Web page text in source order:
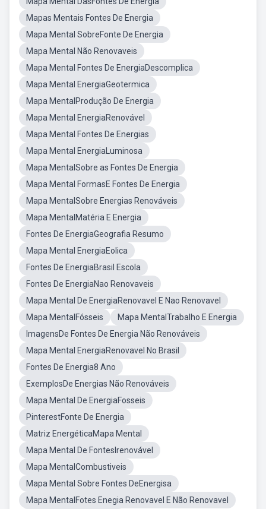
Mapas Mentais Fontes De Energia
Mapa Mental SobreFonte De Energia
Mapa Mental Não Renovaveis
Mapa Mental Fontes De EnergiaDescomplica
Mapa Mental EnergiaGeotermica
Mapa MentalProdução De Energia
Mapa Mental EnergiaRenovável
Mapa Mental Fontes De Energias
Mapa Mental EnergiaLuminosa
Mapa MentalSobre as Fontes De Energia
Mapa Mental FormasE Fontes De Energia
Mapa MentalSobre Energias Renováveis
Mapa MentalMatéria E Energia
Fontes De EnergiaGeografia Resumo
Mapa Mental EnergiaEolica
Fontes De EnergiaBrasil Escola
Fontes De EnergiaNao Renovaveis
Mapa Mental De EnergiaRenovavel E Nao Renovavel
Mapa MentalFósseis
Mapa MentalTrabalho E Energia
ImagensDe Fontes De Energia Não Renováveis
Mapa Mental EnergiaRenovavel No Brasil
Fontes De Energia8 Ano
ExemplosDe Energias Não Renováveis
Mapa Mental De EnergiaFosseis
PinterestFonte De Energia
Matriz EnergéticaMapa Mental
Mapa Mental De FontesIrenovável
Mapa MentalCombustiveis
Mapa Mental Sobre Fontes DeEnergisa
Mapa MentalFotes Enegia Renovavel E Não Renovavel